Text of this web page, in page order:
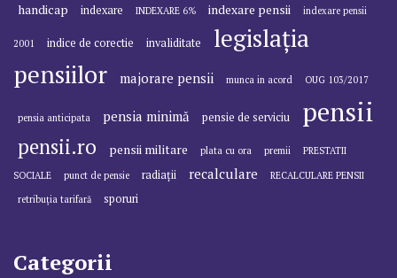
handicap indexare INDEXARE 6% indexare pensii indexare pensii
2001 indice de corectie invaliditate
legislația
pensiilor
majorare pensii munca in acord OUG 103/2017
pensia anticipata pensia minimă pensie de serviciu pensii
pensii.ro pensii militare plata cu ora premii
PRESTATII
SOCIALE
punct de pensie radiații recalculare
RECALCULARE PENSII
retribuția tarifară
sporuri
Categorii